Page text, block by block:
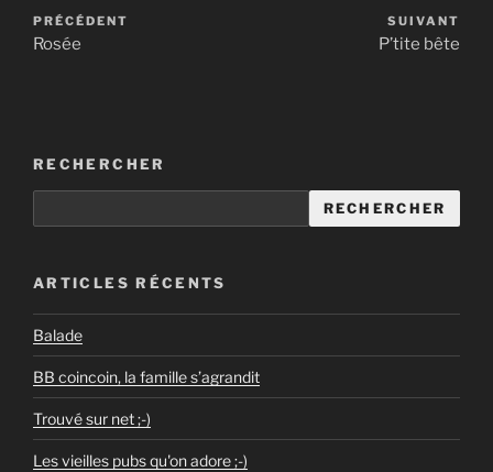
PRÉCÉDENT
Rosée
SUIVANT
P’tite bête
RECHERCHER
RECHERCHER
ARTICLES RÉCENTS
Balade
BB coincoin, la famille s’agrandit
Trouvé sur net ;-)
Les vieilles pubs qu'on adore ;-)